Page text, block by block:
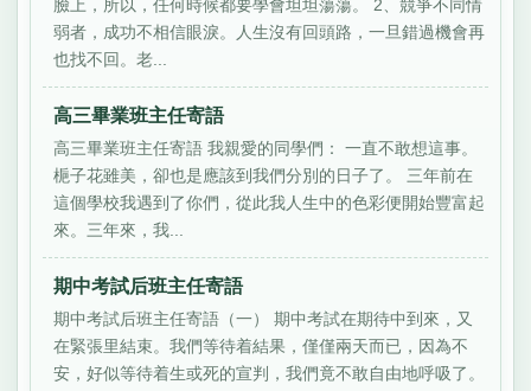
臉上，所以，任何時候都要學會坦坦蕩蕩。 2、競爭不同情
弱者，成功不相信眼淚。人生沒有回頭路，一旦錯過機會再
也找不回。老...
高三畢業班主任寄語
高三畢業班主任寄語 我親愛的同學們： 一直不敢想這事。
梔子花雖美，卻也是應該到我們分別的日子了。 三年前在
這個學校我遇到了你們，從此我人生中的色彩便開始豐富起
來。三年來，我...
期中考試后班主任寄語
期中考試后班主任寄語（一） 期中考試在期待中到來，又
在緊張里結束。我們等待着結果，僅僅兩天而已，因為不
安，好似等待着生或死的宣判，我們竟不敢自由地呼吸了。